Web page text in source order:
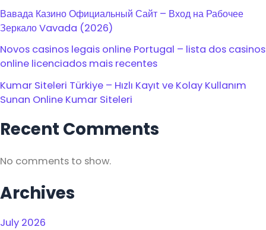
Вавада Казино Официальный Сайт – Вход на Рабочее
Зеркало Vavada (2026)
Novos casinos legais online Portugal – lista dos casinos
online licenciados mais recentes
Kumar Siteleri Türkiye – Hızlı Kayıt ve Kolay Kullanım
Sunan Online Kumar Siteleri
Recent Comments
No comments to show.
Archives
July 2026